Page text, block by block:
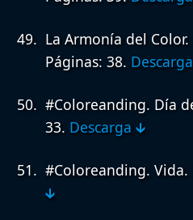
La Armonía del Color.
Páginas: 38.
#Coloreanding. Día
33. Descarga 🡳
#Coloreanding. Vida.
🡳